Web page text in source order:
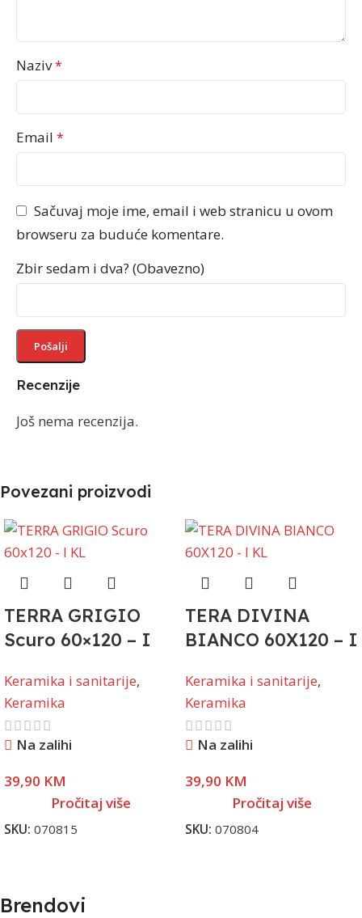
Recenzije
Još nema recenzija.
Naziv*
Email *
Sačuvaj moje ime, email i web stranicu u ovom
browseru za buduće komentare.
Zbir sedam i dva? (Obavezno)
Povezani proizvodi
TERRA GRIGIO
Scuro 60×120 – I
Keramika i sanitarije,
Keramika
Na zalihi
39,90 KM
Pročitaj više
SKU: 070815
TERA DIVINA
BIANCO 60X120 – I
Keramika i sanitarije,
Keramika
Na zalihi
39,90 KM
Pročitaj više
SKU: 070804
Brendovi